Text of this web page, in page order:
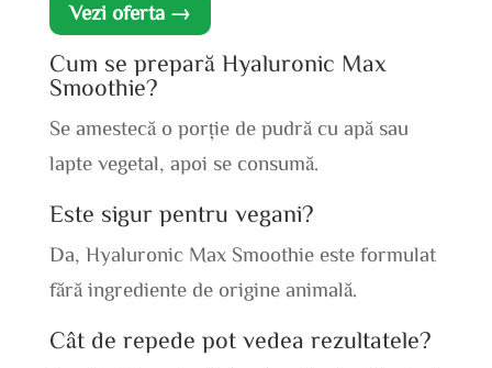
Vezi oferta →
Cum se prepară Hyaluronic Max
Smoothie?
Se amestecă o porție de pudră cu apă sau
lapte vegetal, apoi se consumă.
Este sigur pentru vegani?
Da, Hyaluronic Max Smoothie este formulat
fără ingrediente de origine animală.
Cât de repede pot vedea rezultatele?